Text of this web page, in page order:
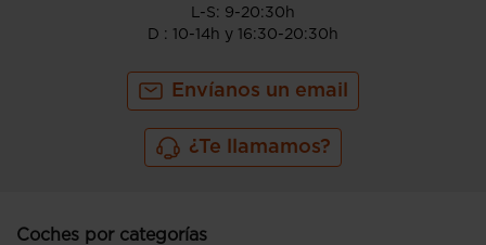
L-S: 9-20:30h
D : 10-14h y 16:30-20:30h
Envíanos un email
¿Te llamamos?
Coches por categorías